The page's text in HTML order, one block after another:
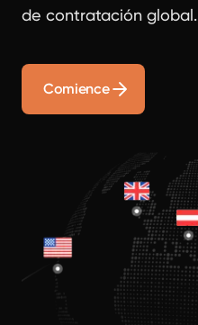
de contratación global.
Comience